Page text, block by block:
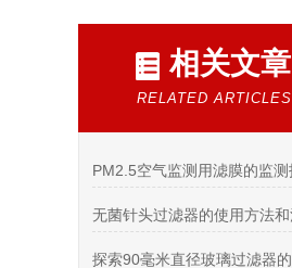
相关文章
RELATED ARTICLES